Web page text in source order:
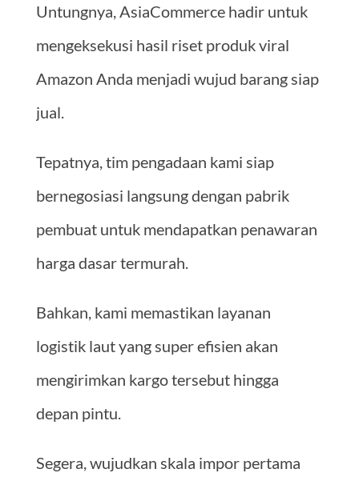
Untungnya, AsiaCommerce hadir untuk
mengeksekusi hasil riset produk viral
Amazon Anda menjadi wujud barang siap
jual.
Tepatnya, tim pengadaan kami siap
bernegosiasi langsung dengan pabrik
pembuat untuk mendapatkan penawaran
harga dasar termurah.
Bahkan, kami memastikan layanan
logistik laut yang super efisien akan
mengirimkan kargo tersebut hingga
depan pintu.
Segera, wujudkan skala impor pertama